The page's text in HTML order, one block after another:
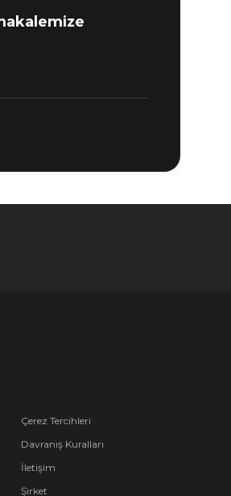
Çerez Tercihleri
Davranış Kuralları
İletişim
Şirket